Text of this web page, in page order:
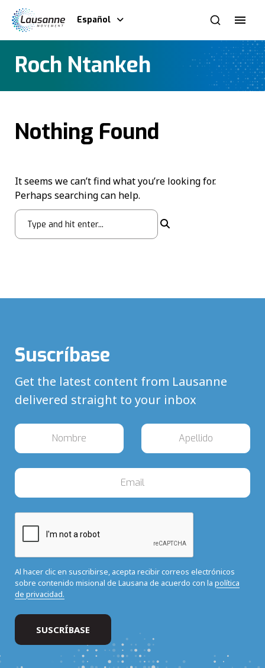
Español
Roch Ntankeh
Nothing Found
It seems we can’t find what you’re looking for.
Perhaps searching can help.
Suscríbase
Get the latest content from Lausanne
delivered straight to your inbox
Al hacer clic en suscribirse, acepta recibir correos electrónicos
sobre contenido misional de Lausana de acuerdo con la política
de privacidad.